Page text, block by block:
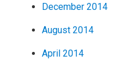
December 2014
August 2014
April 2014